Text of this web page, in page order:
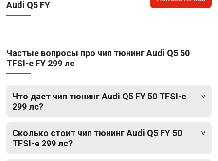
Audi Q5 FY
Частые вопросы про чип тюнинг Audi Q5 50
TFSI-e FY 299 лс
Что дает чип тюнинг Audi Q5 FY 50 TFSI-e
299 лс?
Сколько стоит чип тюнинг Audi Q5 FY 50
TFSI-e 299 лс?